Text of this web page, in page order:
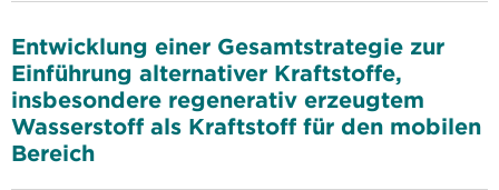
Entwicklung einer Gesamtstrategie zur
Einführung alternativer Kraftstoffe,
insbesondere regenerativ erzeugtem
Wasserstoff als Kraftstoff für den mobilen
Bereich